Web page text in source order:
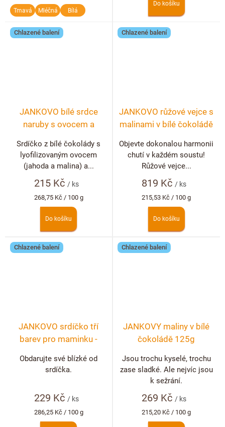
Tmavá Mléčná Bílá
Do košíku
Chlazené balení
JANKOVO bílé srdce
naruby s ovocem a
215 Kč / ks
Měrná
cena:
268,75 Kč / 100 g
Do košíku
Srdíčko z bílé čokolády s
lyofilizovaným ovocem
(jahoda a malina) a...
Chlazené balení
JANKOVO růžové vejce s
malinami v bílé čokoládě
819 Kč / ks
Měrná
cena:
215,53 Kč / 100 g
Do košíku
Objevte dokonalou harmonii
chutí v každém soustu!
Růžové vejce...
Chlazené balení
JANKOVO srdíčko tří
barev pro maminku -
229 Kč / ks
Měrná
cena:
286,25 Kč / 100 g
Obdarujte své blízké od
srdíčka.
Chlazené balení
JANKOVY maliny v bílé
čokoládě 125g
269 Kč / ks
Měrná
cena:
215,20 Kč / 100 g
Jsou trochu kyselé, trochu
zase sladké. Ale nejvíc jsou
k sežrání.